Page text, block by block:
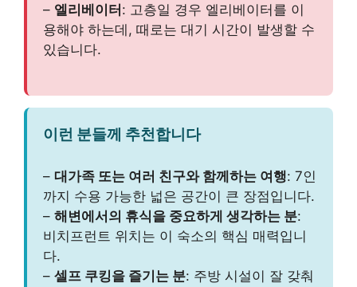
– 엘리베이터: 고층일 경우 엘리베이터를 이
용해야 하는데, 때로는 대기 시간이 발생할 수
있습니다.
이런 분들께 추천합니다
– 대가족 또는 여러 친구와 함께하는 여행: 7인
까지 수용 가능한 넓은 공간이 큰 장점입니다.
– 해변에서의 휴식을 중요하게 생각하는 분:
비치프런트 위치는 이 숙소의 핵심 매력입니
다.
– 셀프 쿠킹을 즐기는 분: 주방 시설이 잘 갖춰